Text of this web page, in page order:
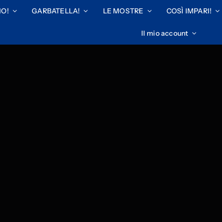
GARBATELLA! LE MOSTRE COSÌ IMPARI!
Il mio account